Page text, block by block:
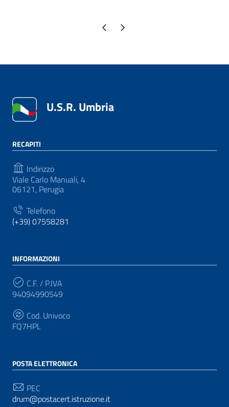
Pagina precedente
Pagina successiva
U.S.R. Umbria
RECAPITI
Indirizzo
Viale Carlo Manuali, 4
06121, Perugia
Telefono
(+39) 07558281
INFORMAZIONI
C.F. / P.IVA
94094990549
Cod. Univoco
FQ7HPL
POSTA ELETTRONICA
PEC
drum@postacert.istruzione.it